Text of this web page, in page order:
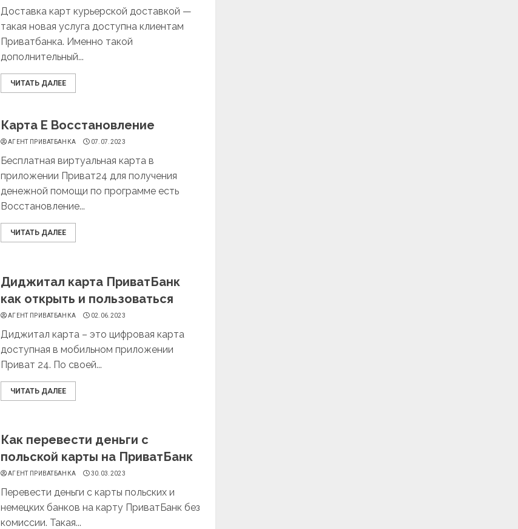
Доставка карт курьерской доставкой —
такая новая услуга доступна клиентам
Приватбанка. Именно такой
дополнительный...
ЧИТАТЬ ДАЛЕЕ
Карта Е Восстановление
АГЕНТ ПРИВАТБАНКА 07.07.2023
Бесплатная виртуальная карта в
приложении Приват24 для получения
денежной помощи по программе есть
Восстановление...
ЧИТАТЬ ДАЛЕЕ
Диджитал карта ПриватБанк
как открыть и пользоваться
АГЕНТ ПРИВАТБАНКА 02.06.2023
Диджитал карта – это цифровая карта
доступная в мобильном приложении
Приват 24. По своей...
ЧИТАТЬ ДАЛЕЕ
Как перевести деньги с
польской карты на ПриватБанк
АГЕНТ ПРИВАТБАНКА 30.03.2023
Перевести деньги с карты польских и
немецких банков на карту ПриватБанк без
комиссии. Такая...